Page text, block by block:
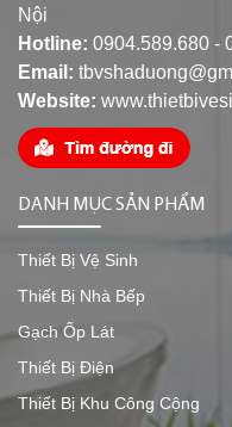
Nội
Hotline: 0904.589.680 -
Email:
Website:
DANH MỤC SẢN PHẨM
Thiết Bị Vệ Sinh
Thiết Bị Nhà Bếp
Gạch Ốp Lát
Thiết Bị Điện
Thiết Bị Khu Công Cộng